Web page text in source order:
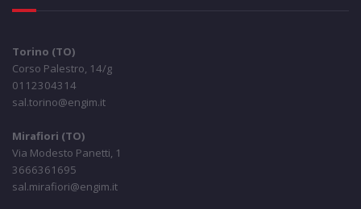
Torino (TO)
Corso Palestro, 14/g
0112304314
sal.torino@engim.it
Mirafiori (TO)
Via Modesto Panetti, 1
3666361695
sal.mirafiori@engim.it